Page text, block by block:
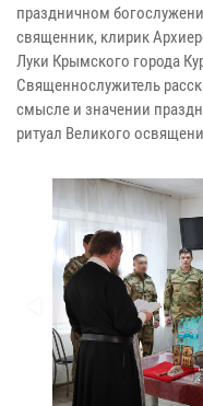
праздничном
священник, клирик
Луки Крымского города
Священнослужитель
смысле и значении
ритуал Великого